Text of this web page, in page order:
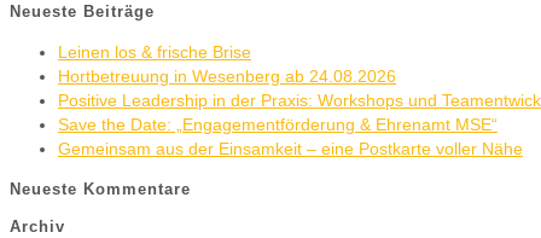
Neueste Beiträge
Leinen los & frische Brise
Hortbetreuung in Wesenberg ab 24.08.2026
Positive Leadership in der Praxis: Workshops und
Save the Date: „Engagementförderung & Ehrenamt MSE“
Gemeinsam aus der Einsamkeit – eine Postkarte voller Nähe
Neueste Kommentare
Archiv